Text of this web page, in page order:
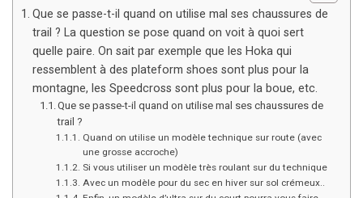
Que se passe-t-il quand on utilise mal ses chaussures de
trail ? La question se pose quand on voit à quoi sert
quelle paire. On sait par exemple que les Hoka qui
ressemblent à des plateform shoes sont plus pour la
montagne, les Speedcross sont plus pour la boue, etc.
Que se passe-t-il quand on utilise mal ses chaussures de
trail ?
Quand on utilise un modèle technique sur route (avec
une grosse accroche)
Si vous utiliser un modèle très roulant sur du technique
Avec un modèle pour du sec en hiver sur sol crémeux..